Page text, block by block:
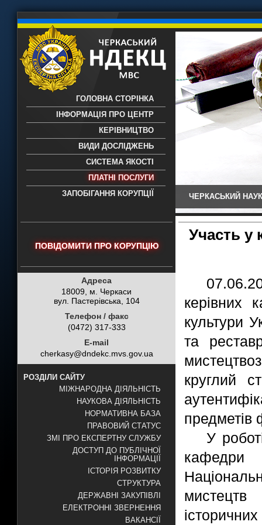
науково-дослідний експертно-
- проведення всих видів судових
експертиз
ГОЛОВНА СТОРІНКА
ІНФОРМАЦІЯ ПРО ЦЕНТР
КЕРІВНИЦТВО
ВИДИ ДОСЛІДЖЕНЬ
СИСТЕМА ЯКОСТІ
ПЛАТНІ ПОСЛУГИ
ЗАПОБІГАННЯ КОРУПЦІЇ
ЧЕРКАСЬКИЙ
ПОВІДОМИТИ ПРО КОРУПЦІЮ
Адреса
18009, м. Черкаси
вул. Пастерівська, 104
Телефон / факс
(0472) 317-333
E-mail
cherkasy@dndekc.mvs.gov.ua
РОЗДІЛИ САЙТУ
МІЖНАРОДНА ДІЯЛЬНІСТЬ
НАУКОВА ДІЯЛЬНІСТЬ
НОРМАТИВНА БАЗА
ПРАВОВИЙ СТАТУС
ЗМІ ПРО ЕКСПЕРТНУ СЛУЖБУ
ДОСТУП ДО ПУБЛІЧНОЇ
ІНФОРМАЦІЇ
ІСТОРІЯ РОЗВИТКУ
СТРУКТУРА
ДЕРЖАВНІ ЗАКУПІВЛІ
ЕЛЕКТРОННІ ЗВЕРНЕННЯ
ВАКАНСІЇ
Участь у
керівних
культури
та
круглий
предметів
У
мистецтв